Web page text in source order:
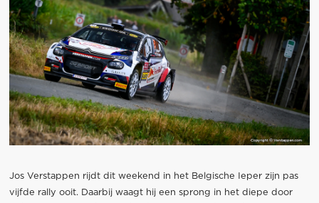
Jos Verstappen rijdt dit weekend in het Belgische Ieper zijn pas
vijfde rally ooit. Daarbij waagt hij een sprong in het diepe door